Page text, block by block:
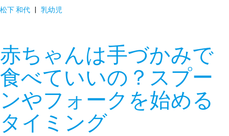
松下 和代 | 乳幼児
赤ちゃんは手づかみで
食べていいの？スプー
ンやフォークを始める
タイミング